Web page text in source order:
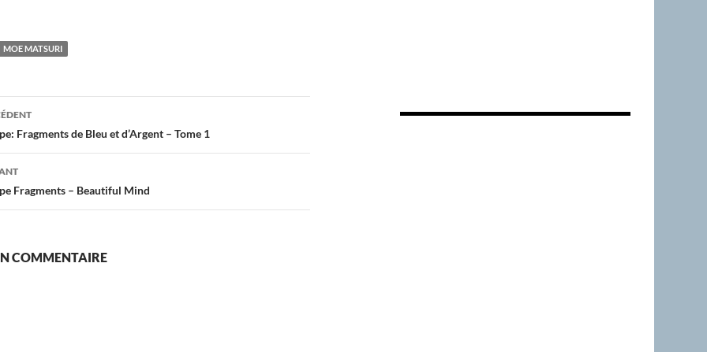
MOE MATSURI
Fragments de Bleu et d’Argent – Tome 1
Fragments – Beautiful Mind
COMMENTAIRE